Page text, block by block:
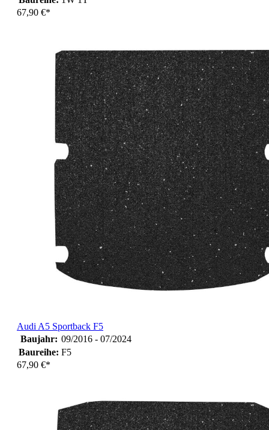
67,90 €*
Audi A5 Sportback F5
Baujahr: 09/2016 - 07/2024
Baureihe: F5
67,90 €*